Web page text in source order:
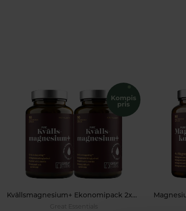
Kvällsmagnesium+ Ekonomipack 2x90k
Great Essentials